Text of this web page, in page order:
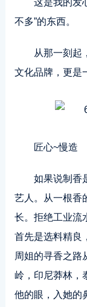
这是我的发
不多”的东西。
从那一刻起
文化品牌，更是
匠心~慢造
如果说制香
艺人。从一根香
长。拒绝工业流
首先是选料精良
周姐的寻香之路
岭，印尼莽林，
他的眼，入她的